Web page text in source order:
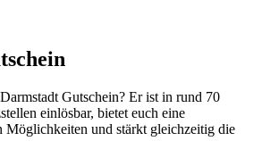
Gutschein? Er ist in rund 70
einlösbar, bietet euch eine
Möglichkeiten und stärkt gleichzeitig die